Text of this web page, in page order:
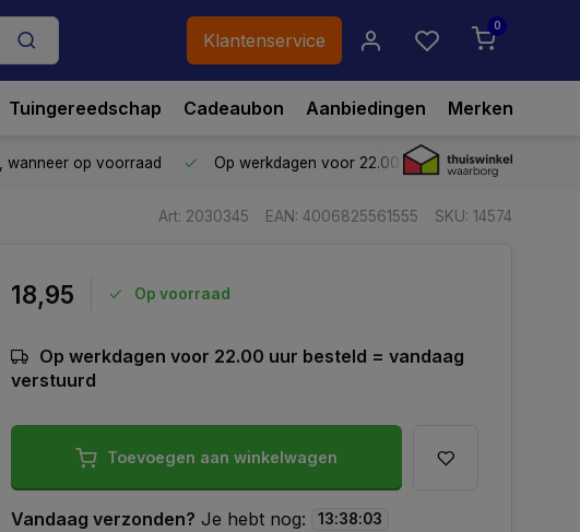
Klantenservice
0
Tuingereedschap Cadeaubon Aanbiedingen Merken
, wanneer op voorraad Op werkdagen voor 22.00 uur besteld,vandaag
Art: 2030345 EAN: 4006825561555 SKU: 14574
18,95 Op voorraad
Op werkdagen voor 22.00 uur besteld = vandaag
verstuurd
Toevoegen aan winkelwagen
Vandaag verzonden? Je hebt nog: 13:38:02